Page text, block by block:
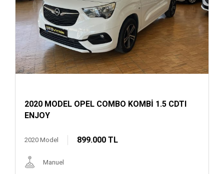
2020 MODEL OPEL COMBO KOMBİ 1.5 CDTI
ENJOY
2020 Model 899.000 TL
Manuel